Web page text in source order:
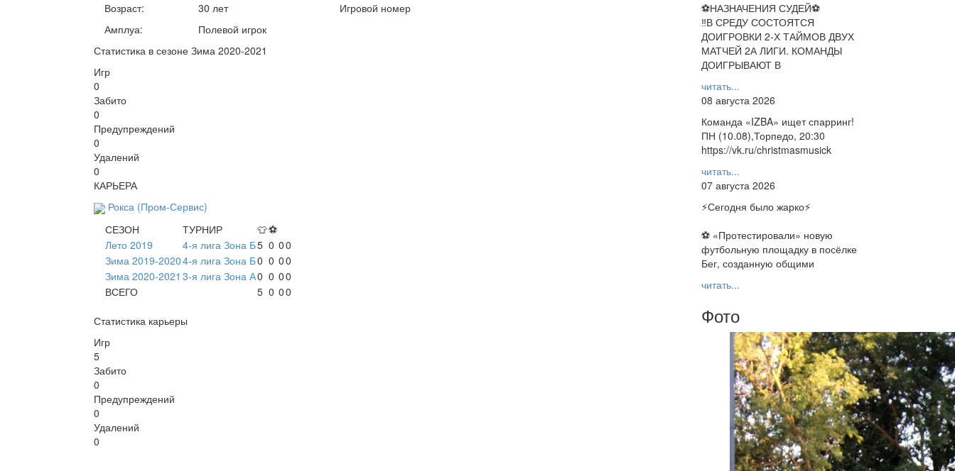
Возраст:
Амплуа:
30 лет
Полевой игрок
Игровой номер
Статистика в сезоне Зима 2020-2021
Игр
0
Забито
0
Предупреждений
0
Удалений
0
КАРЬЕРА
Рокса (Пром-Сервис)
СЕЗОН
ТУРНИР 👕⚽
Лето 2019
4-я лига Зона Б5 0 00
Зима 2019-20204-я лига Зона Б0 0 00
Зима 2020-2021 3-я лига Зона А0 0 00
ВСЕГО
5 0 00
Статистика карьеры
Игр
5
Забито
0
Предупреждений
0
Удалений
0
⚽НАЗНАЧЕНИЯ СУДЕЙ⚽
‼В СРЕДУ СОСТОЯТСЯ
ДОИГРОВКИ 2-Х ТАЙМОВ ДВУХ
МАТЧЕЙ 2А ЛИГИ. КОМАНДЫ
ДОИГРЫВАЮТ В
читать...
08 августа 2026
Команда «IZBA» ищет спарринг!
ПН (10.08),Торпедо, 20:30
https://vk.ru/christmasmusick
читать...
07 августа 2026
⚡️Сегодня было жарко⚡️
⚽ ️«Протестировали» новую
футбольную площадку в посёлке
Бег, созданную общими
читать...
Фото